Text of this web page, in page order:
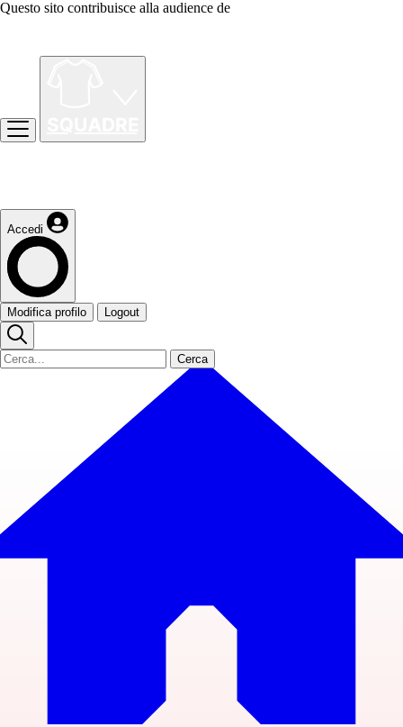
Questo sito contribuisce alla audience de
Accedi
Modifica profilo Logout
Cerca